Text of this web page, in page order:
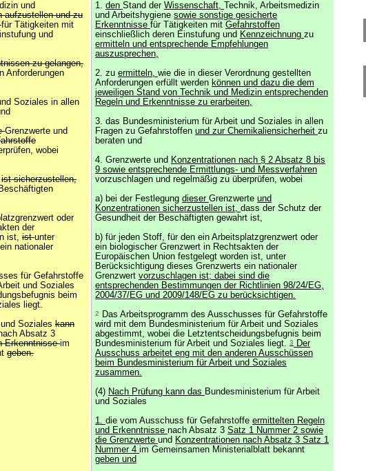
und
aufzustellen und zu
für Tätigkeiten mit
und
zu gelangen,
Anforderungen
Soziales in allen
Grenzwerte und
wobei
ist sicherzustellen,
oder
der
ist, istunter
nationaler
für Gefahrstoffe
und Soziales
beim
liegt.
Soziales kann
Absatz 3
Erkenntnisseim
geben.
1. den Stand der Wissenschaft,
Technik, Arbeitsmedizin
und Arbeitshygiene sowie sonstige gesicherte
Erkenntnisse für Tätigkeiten mit Gefahrstoffen
einschließlich deren Einstufung und Kennzeichnung zu
ermitteln und entsprechende Empfehlungen
auszusprechen,
2. zu ermitteln, wie die in dieser Verordnung gestellten
Anforderungen erfüllt werden können und dazu die dem
jeweiligen Stand von Technik und Medizin entsprechenden
Regeln und Erkenntnisse zu erarbeiten,
3. das Bundesministerium für Arbeit und Soziales in allen
Fragen zu Gefahrstoffen und zur Chemikaliensicherheit zu
beraten und
4. Grenzwerte und Konzentrationen nach § 2 Absatz 8 bis
9 sowie entsprechende Ermittlungs- und Messverfahren
vorzuschlagen und regelmäßig zu überprüfen, wobei
a) bei der Festlegung dieser Grenzwerte und
Konzentrationen sicherzustellen ist, dass der Schutz der
Gesundheit der Beschäftigten gewahrt ist,
b) für jeden Stoff, für den ein Arbeitsplatzgrenzwert oder
ein biologischer Grenzwert in Rechtsakten der
Europäischen Union festgelegt worden ist, unter
Berücksichtigung dieses Grenzwerts ein nationaler
Grenzwert vorzuschlagen ist; dabei sind die
entsprechenden Bestimmungen der Richtlinien 98/24/EG,
2004/37/EG und 2009/148/EG zu berücksichtigen.
2
Das Arbeitsprogramm des Ausschusses für Gefahrstoffe
wird mit dem Bundesministerium für Arbeit und Soziales
abgestimmt, wobei die Letztentscheidungsbefugnis beim
Bundesministerium für Arbeit und Soziales liegt. 3
Der
Ausschuss arbeitet eng mit den anderen Ausschüssen
beim Bundesministerium für Arbeit und Soziales
zusammen.
(4) Nach Prüfung kann das Bundesministerium für Arbeit
und Soziales
1. die vom Ausschuss für Gefahrstoffe ermittelten Regeln
und Erkenntnisse nach Absatz 3 Satz 1 Nummer 2 sowie
die Grenzwerte und Konzentrationen nach Absatz 3 Satz 1
Nummer 4 im Gemeinsamen Ministerialblatt bekannt
geben und